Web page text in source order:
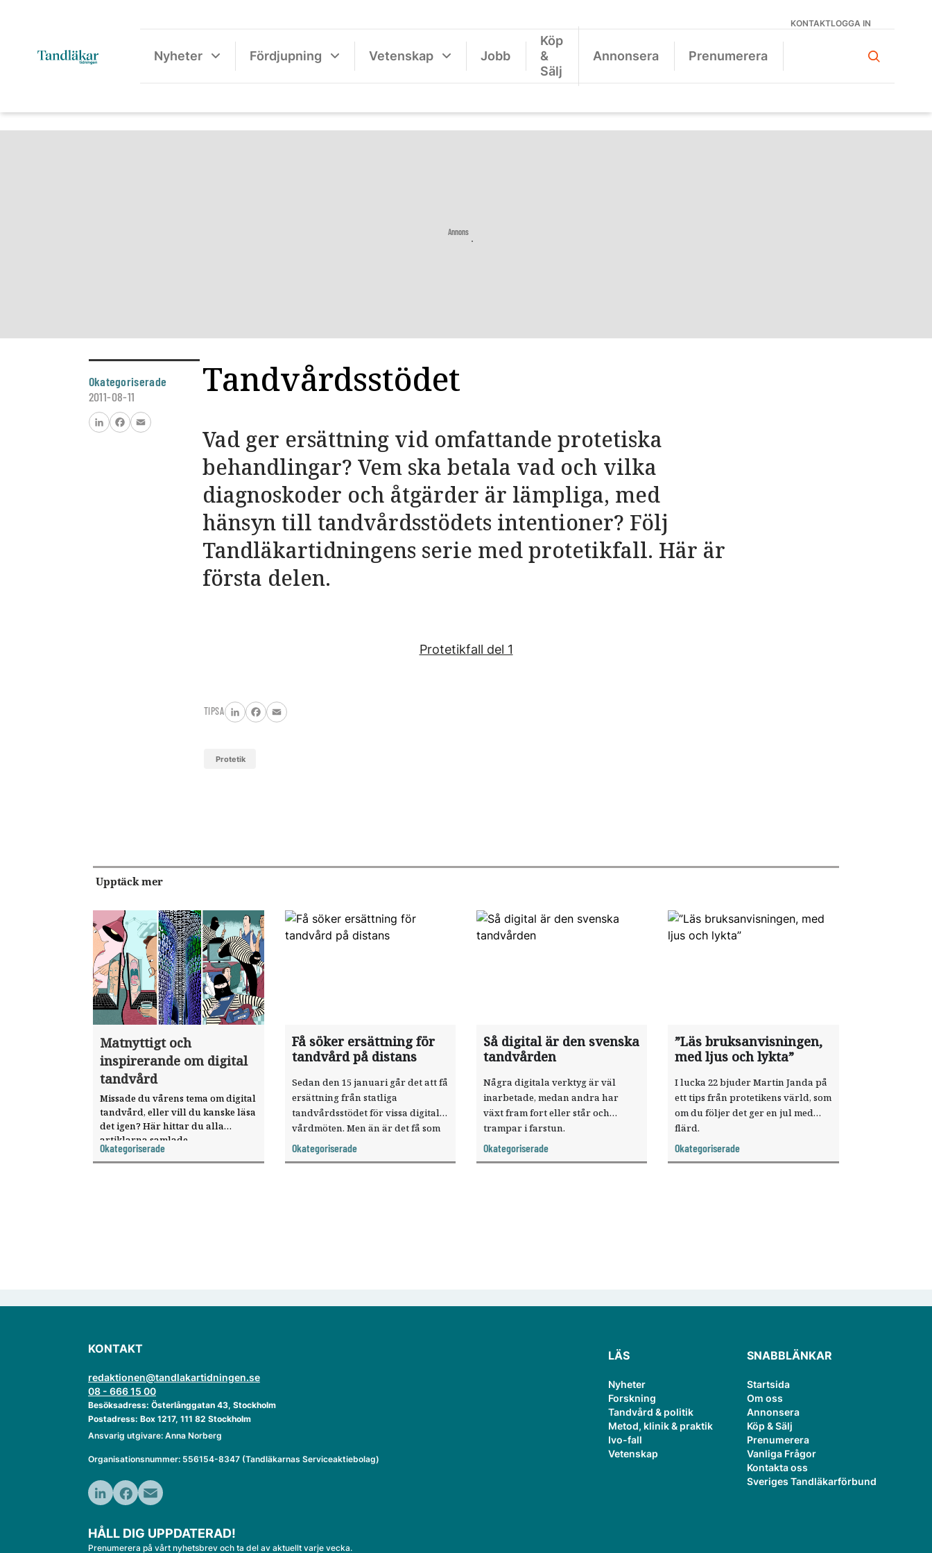
KONTAKTLOGGA IN
Nyheter Fördjupning Vetenskap Jobb
Köp
&
Sälj
Annonsera Prenumerera
Annons
Okategoriserade
2011-08-11
FacebookEmail
Tandvårdsstödet
Vad ger ersättning vid omfattande protetiska
behandlingar? Vem ska betala vad och vilka
diagnoskoder och åtgärder är lämpliga, med
hänsyn till tandvårdsstödets intentioner? Följ
Tandläkartidningens serie med protetikfall. Här är
första delen.
Protetikfall del 1
TIPSA
LinkedInFacebook
Email
protetik
Upptäck mer
Matnyttigt och
inspirerande om digital
tandvård
Missade du vårens tema om digital
tandvård, eller vill du kanske läsa
det igen? Här hittar du alla
artiklarna samlade.
Okategoriserade
Få söker ersättning för
tandvård på distans
Sedan den 15 januari går det att få
ersättning från statliga
tandvårdsstödet för vissa digitala
vårdmöten. Men än är det få som
sökt ersättning för tandvård på
distans.
Okategoriserade
Så digital är den svenska
tandvården
Några digitala verktyg är väl
inarbetade, medan andra har
växt fram fort eller står och
trampar i farstun.
Tandläkartidningen har kartlagt
hur digital den svenska
Okategoriserade
”Läs bruksanvisningen,
med ljus och lykta”
I lucka 22 bjuder Martin Janda på
ett tips från protetikens värld, som
om du följer det ger en jul med
flärd.
Okategoriserade
KONTAKT
redaktionen@tandlakartidningen.se
08 - 666 15 00
Besöksadress: Österlånggatan 43, Stockholm
Postadress: Box 1217, 111 82 Stockholm
Ansvarig utgivare: Anna Norberg
Organisationsnummer: 556154-8347 (Tandläkarnas Serviceaktiebolag)
HÅLL DIG UPPDATERAD!
Prenumerera på vårt nyhetsbrev och ta del av aktuellt varje vecka.
LÄS
Nyheter
Forskning
Tandvård & politik
Metod, klinik & praktik
Ivo-fall
Vetenskap
SNABBLÄNKAR
Startsida
Om oss
Annonsera
Köp & Sälj
Prenumerera
Vanliga Frågor
Kontakta oss
Sveriges Tandläkarförbund